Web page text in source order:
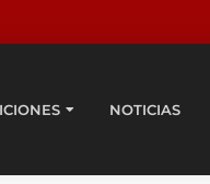
NOTICIAS